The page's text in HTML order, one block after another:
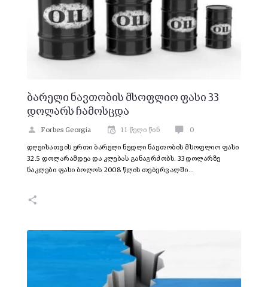
ბარელი ნავთობის მსოფლიო ფასი 33
დოლარს ჩამოსცდა
Forbes Georgia 11 წელი წინ 0
დღეისათვის ერთი ბარელი ნედლი ნავთობის მსოფლიო ფასი
32.5 დოლარამდეა და კლებას განაგრძობს. 33 დოლარზე
ნაკლები ფასი ბოლოს 2008 წლის თებერვალში…